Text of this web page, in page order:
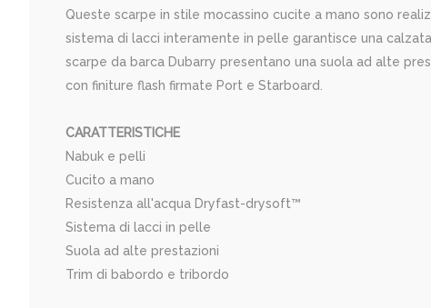
Queste scarpe in stile mocassino cucite a mano sono
sistema di lacci interamente in pelle garantisce una
scarpe da barca Dubarry presentano una suola ad alte
con finiture flash firmate Port e Starboard.
CARATTERISTICHE
Nabuk e pelli
Cucito a mano
Resistenza all'acqua Dryfast-drysoft™
Sistema di lacci in pelle
Suola ad alte prestazioni
Trim di babordo e tribordo